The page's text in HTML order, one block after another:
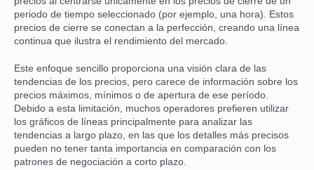
periodo de tiempo seleccionado (por ejemplo, una hora). Estos
precios de cierre se conectan a la perfección, creando una línea
continua que ilustra el rendimiento del mercado.
Este enfoque sencillo proporciona una visión clara de las
tendencias de los precios, pero carece de información sobre los
precios máximos, mínimos o de apertura de ese período.
Debido a esta limitación, muchos operadores prefieren utilizar
los gráficos de líneas principalmente para analizar las
tendencias a largo plazo, en las que los detalles más precisos
pueden no tener tanta importancia en comparación con los
patrones de negociación a corto plazo.